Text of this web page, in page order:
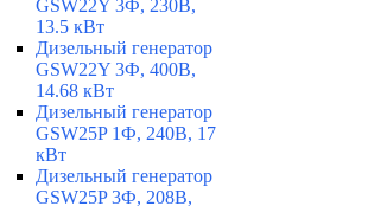
GSW22Y 3Ф, 230В,
13.5 кВт
Дизельный генератор
GSW22Y 3Ф, 400В,
14.68 кВт
Дизельный генератор
GSW25P 1Ф, 240В, 17
кВт
Дизельный генератор
GSW25P 3Ф, 208В,